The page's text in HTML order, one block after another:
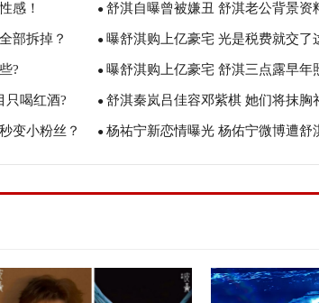
性感美艳！
感！ ● 舒淇自曝曾被嫌丑 舒淇老公背景资
部拆掉？ ● 曝舒淇购上亿豪宅 光是税费就交了
? ● 曝舒淇购上亿豪宅 舒淇三点露早年
吗？
只喝红酒? ● 舒淇秦岚吕佳容邓紫棋 她们将抹胸
贵感
变小粉丝？ ● 杨祐宁新恋情曝光 杨佑宁微博遭舒
宁身高是多少？